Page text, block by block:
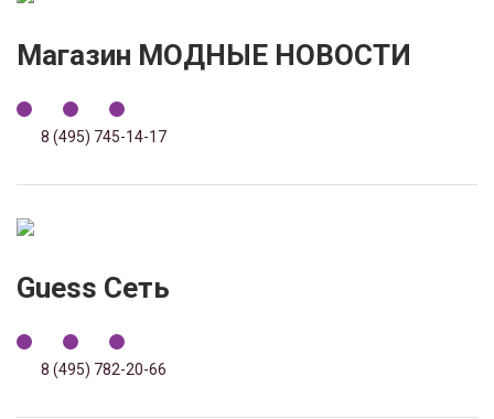
Магазин МОДНЫЕ НОВОСТИ
8 (495) 745-14-17
Guess Сеть
8 (495) 782-20-66